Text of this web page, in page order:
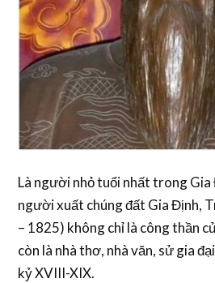
Là người nhỏ tuổi nhất trong Gia
người xuất chúng đất Gia Định,
– 1825) không chỉ là công thần
còn là nhà thơ, nhà văn, sử gia
kỷ XVIII-XIX.